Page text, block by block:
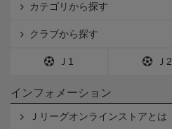
カテゴリから探す
クラブから探す
Ｊ1 Ｊ2
インフォメーション
Ｊリーグオンラインストアとは